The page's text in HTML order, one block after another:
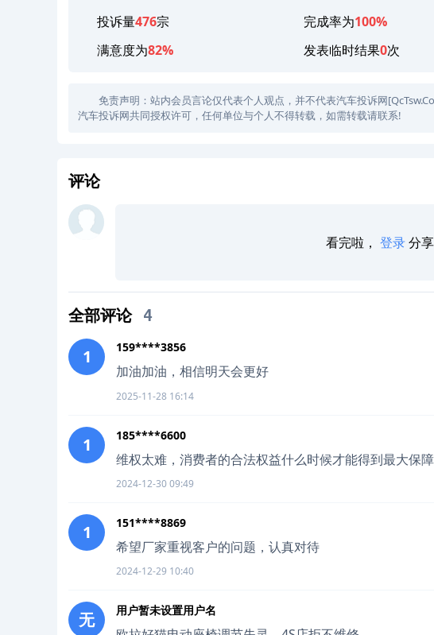
投诉量476宗 完成率为100%
满意度为82% 发表临时结果0次
免责声明：站内会员言论仅代表个人观点，并不代表汽车投诉网
汽车投诉网共同授权许可，任何单位与个人不得转载，如需转载请联系!
评论
看完啦， 登录分
全部评论 4
1 159****3856
加油加油，相信明天会更好
2025-11-28 16:14
1 185****6600
维权太难，消费者的合法权益什么时候才能得到最大保障
2024-12-30 09:49
1 151****8869
希望厂家重视客户的问题，认真对待
2024-12-29 10:40
无 用户暂未设置用户名